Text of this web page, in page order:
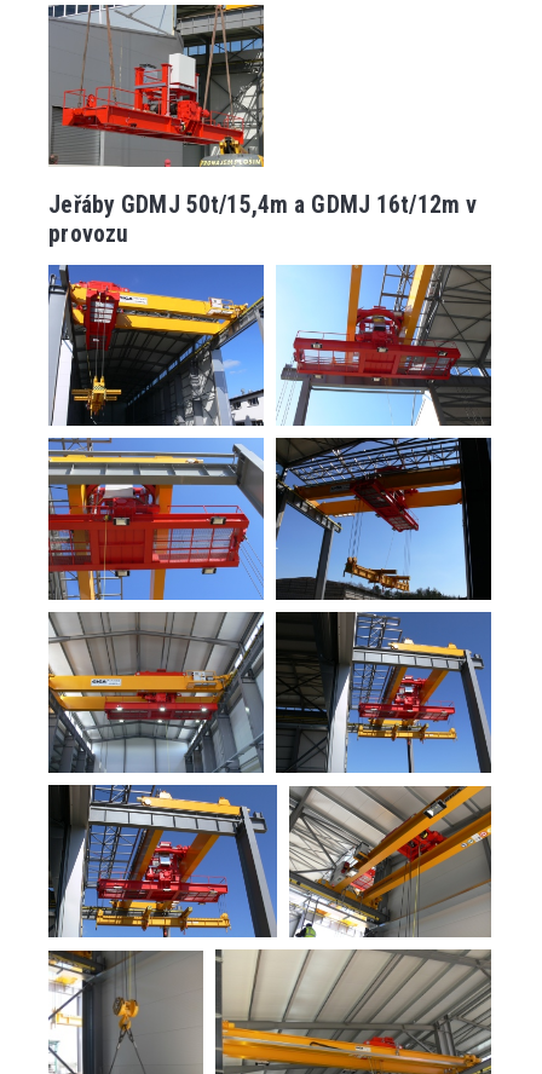
Jeřáby GDMJ 50t/15,4m a GDMJ 16t/12m v
provozu